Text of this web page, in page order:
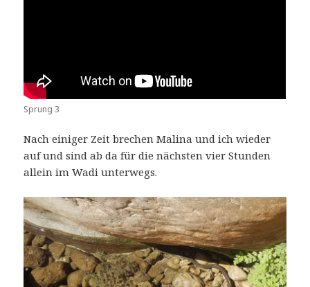
Sprung 3
Nach einiger Zeit brechen Malina und ich wieder
auf und sind ab da für die nächsten vier Stunden
allein im Wadi unterwegs.